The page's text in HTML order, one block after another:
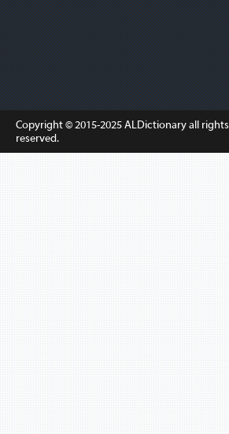
Copyright © 2015-2025ALDictionaryall rights
reserved.